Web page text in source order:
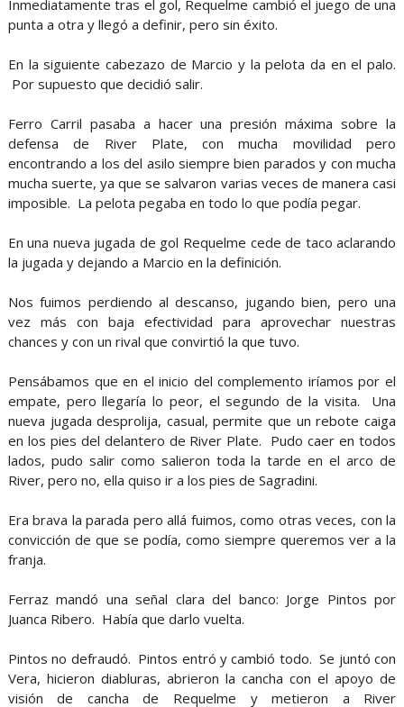
Inmediatamente tras el gol, Requelme cambió el juego de una
punta a otra y llegó a definir, pero sin éxito.
En la siguiente cabezazo de Marcio y la pelota da en el palo.
Por supuesto que decidió salir.
Ferro Carril pasaba a hacer una presión máxima sobre la
defensa de River Plate, con mucha movilidad pero
encontrando a los del asilo siempre bien parados y con mucha
mucha suerte, ya que se salvaron varias veces de manera casi
imposible. La pelota pegaba en todo lo que podía pegar.
En una nueva jugada de gol Requelme cede de taco aclarando
la jugada y dejando a Marcio en la definición.
Nos fuimos perdiendo al descanso, jugando bien, pero una
vez más con baja efectividad para aprovechar nuestras
chances y con un rival que convirtió la que tuvo.
Pensábamos que en el inicio del complemento iríamos por el
empate, pero llegaría lo peor, el segundo de la visita. Una
nueva jugada desprolija, casual, permite que un rebote caiga
en los pies del delantero de River Plate. Pudo caer en todos
lados, pudo salir como salieron toda la tarde en el arco de
River, pero no, ella quiso ir a los pies de Sagradini.
Era brava la parada pero allá fuimos, como otras veces, con la
convicción de que se podía, como siempre queremos ver a la
franja.
Ferraz mandó una señal clara del banco: Jorge Pintos por
Juanca Ribero. Había que darlo vuelta.
Pintos no defraudó. Pintos entró y cambió todo. Se juntó con
Vera, hicieron diabluras, abrieron la cancha con el apoyo de
visión de cancha de Requelme y metieron a River